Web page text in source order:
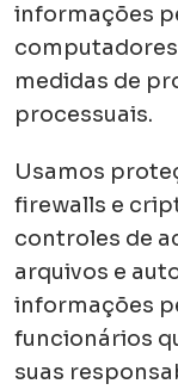
informações
medidas de
processuais.
Usamos
firewalls e
controles de
arquivos e
informações
funcionários
suas